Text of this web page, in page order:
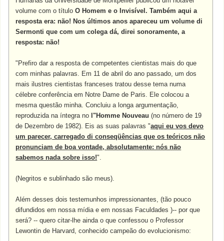
volume com o títuloO Homem e o Invisível. Também aqui a
resposta era: não! Nos últimos anos apareceu um volume di
Sermonti que com um colega dá, direi sonoramente, a
resposta: não!
"Prefiro dar a resposta de competentes cientistas mais do que
com minhas palavras. Em 11 de abril do ano passado, um dos
mais ilustres cientistas franceses tratou desse tema numa
célebre conferência em Notre Dame de Paris. Ele colocou a
mesma questão minha. Concluiu a longa argumentação,
reproduzida na íntegra no l"Homme Nouveau (no número de 19
de Dezembro de 1982). Eis as suas palavras "aqui eu vos devo
um parecer, carregado di conseqüências que os teóricos não
pronunciam de boa vontade, absolutamente: nós não
sabemos nada sobre isso!".
(Negritos e sublinhado são meus).
Além desses dois testemunhos impressionantes, (tão pouco
difundidos em nossa mídia e em nossas Faculdades )-- por que
será? -- quero citar-lhe ainda o que confessou o Professor
Lewontin de Harvard, conhecido campeão do evolucionismo: